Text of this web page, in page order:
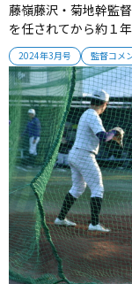
2024年3月号 監督コメ
藤嶺藤沢・菊地幹監
を任されてから約１
ベスト８へ進出しま
果をつかむことがで
らの力を最大限に引
地監督＝写真...